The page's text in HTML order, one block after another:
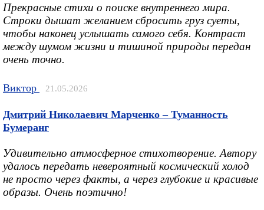
Прекрасные стихи о поиске внутреннего мира.
Строки дышат желанием сбросить груз суеты,
чтобы наконец услышать самого себя. Контраст
между шумом жизни и тишиной природы передан
очень точно.
Виктор 21.05.2026
Дмитрий Николаевич Марченко – Туманность
Бумеранг
Удивительно атмосферное стихотворение. Автору
удалось передать невероятный космический холод
не просто через факты, а через глубокие и красивые
образы. Очень поэтично!